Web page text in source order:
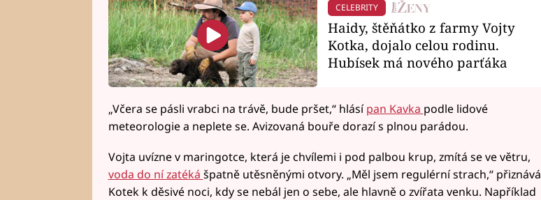
CELEBRITY
Haidy, štěňátko z farmy Vojty
Kotka, dojalo celou rodinu.
Hubísek má nového parťáka
„Včera se pásli vrabci na trávě, bude pršet,“ hlásípan Kavka podle lidové
meteorologie a neplete se. Avizovaná bouře dorazí s plnou parádou.
Vojta uvízne v maringotce, která je chvílemi i pod palbou krup, zmítá se ve větru,
voda do ní zatéká špatně utěsněnými otvory. „Měl jsem regulérní strach,“ přiznává
Kotek k děsivé noci, kdy se nebál jen o sebe, ale hlavně o zvířata venku. Například